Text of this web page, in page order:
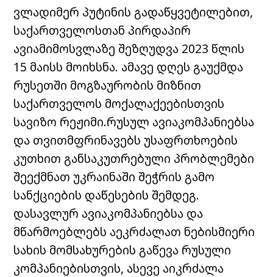
ვლადიმერ პუტინის გადაწყვეტილებით,
საქართველოსთან პირდაპირ
ავიამიმოსვლაზე შეზღუდვა 2023 წლის
15 მაისს მოიხსნა. ამავე დღეს გაუქმდა
რუსეთში მოგზაურობის მიზნით
საქართველოს მოქალაქეებისთვის
სავიზო რეჟიმი.რუსულ ავიაკომპანიებსა
და თვითმფრინავებს უსაფრთხოების
კუთხით განსაკუთრებული პრობლემები
შეექმნათ უკრაინაში შეჭრის გამო
სანქციების დაწესების შემდეგ.
დასავლურ ავიაკომპანიებსა და
მწარმოებლებს აეკრძალათ ნებისმიერი
სახის მომსახურების გაწევა რუსული
კომპანიებისთვის, ასევე აიკრძალა